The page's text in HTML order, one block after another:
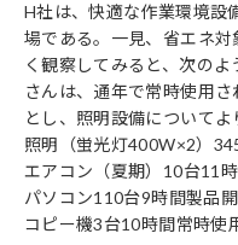
H社は、快適な作業環境設
場である。一見、省エネ
く観察してみると、次の
さんは、通年で常時使用
とし、照明設備についてよ
照明（蛍光灯400W×2）
エアコン（夏期）10台11
パソコン110台9時間製品
コピー機3台10時間常時使